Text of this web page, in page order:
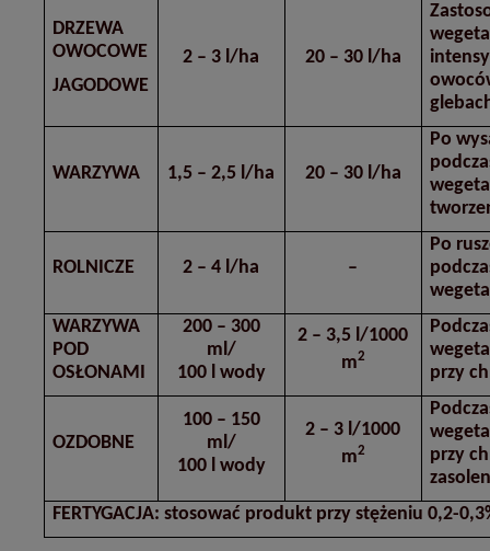
DRZEWA
OWOCOWE
JAGODOWE
2 – 3 l/ha 20 – 30 l/ha
WARZYWA 1,5 – 2,5 l/ha 20 – 30 l/ha
Po
ROLNICZE 2 – 4 l/ha –
Po
WARZYWA
POD
OSŁONAMI
200 – 300
ml/
100 l wody
2 – 3,5 l/1000
m2
przy
OZDOBNE
100 – 150
ml/
100 l wody
2 – 3 l/1000
m2
przy
FERTYGACJA: stosować produkt przy stężeniu 0,2-